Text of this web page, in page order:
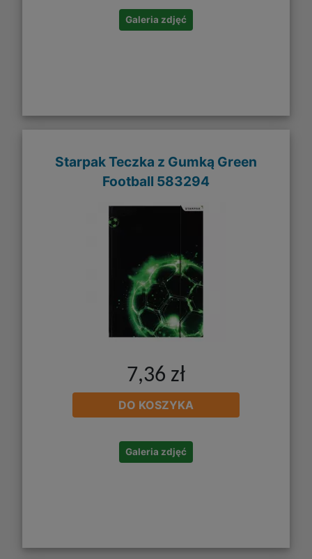
Galeria zdjęć
Starpak Teczka z Gumką Green
Football 583294
7,36 zł
DO KOSZYKA
Galeria zdjęć